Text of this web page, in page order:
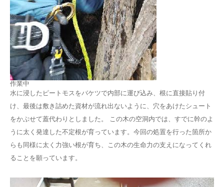
作業中
水に浸したピートモスをバケツで内部に運び込み、根に直接貼り付
け、最後は敷き詰めた資材が流れ出ないように、穴をあけたシュート
をかぶせて蓋代わりとしました。 この木の空洞内では、すでに幹のよ
うに太く発達した不定根が育っています。今回の処置を行った箇所か
らも同様に太く力強い根が育ち、この木の生命力の支えになってくれ
ることを願っています。